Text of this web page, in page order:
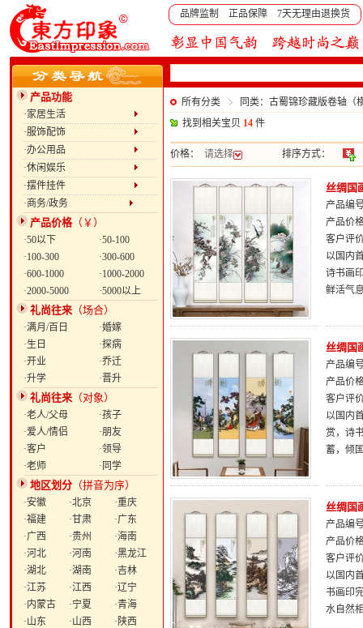
品牌监制 正品保障 7天无理由退换货
产品功能
·家居生活
·服饰配饰
·办公用品
·休闲娱乐
·摆件挂件
·商务/政务
产品价格（￥）
·50以下
·50-100
·100-300
·300-600
·600-1000
·1000-2000
·2000-5000
·5000以上
礼尚往来 （场合）
·满月/百日
·婚嫁
·生日
·探病
·开业
·乔迁
·升学
·晋升
礼尚往来 （对象）
·老人/父母
·孩子
·爱人/情侣
·朋友
·客户
·领导
·老师
·同学
地区划分 （拼音为序）
·安徽 ·北京
·重庆
·福建
·甘肃
·广东
·广西
·贵州
·海南
·河北
·河南
·黑龙江
·湖北
·湖南
·吉林
·江苏
·江西
·辽宁
·内蒙古
·宁夏
·青海
·山东
·山西
·陕西
所有分类
同类：古蜀锦珍藏版卷轴（
找到相关宝贝 14 件
价格： 请选择 排序方式：
丝绸国
产品编
产品价
客户评
以国内
诗书画
鲜活气
丝绸国
产品编
产品价
客户评
以国内
赏，诗
蓄，倾
丝绸国
产品编
产品价
客户评
以国内
书画印
水自然